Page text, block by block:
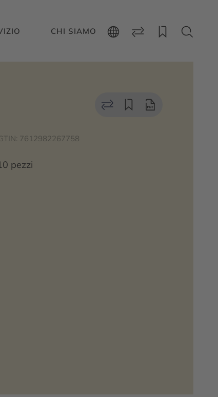
CHI SIAMO
7612982267758
pezzi